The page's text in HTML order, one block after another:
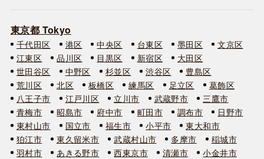
東京都 Tokyo
千代田区 港区 中央区 台東区 墨田区
文京区
江東区
品川区 目黒区 新宿区
大田区
世田谷区
中野区 杉並区 渋谷区
豊島区
荒川区
北区 板橋区 練馬区 足立区
葛飾区
八王子市
江戸川区 立川市 武蔵野市
三鷹市
青梅市
昭島市 府中市 町田市 調布市
日野市
東村山市
国立市 福生市 小平市
東大和市
狛江市
東久留米市 武蔵村山市 多摩市
稲城市
羽村市
あきる野市 西東京市 清瀬市
小金井市